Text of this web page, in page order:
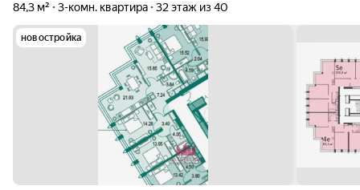
84,3 м² 3-комн. квартира 32 этаж из 40
новостройка